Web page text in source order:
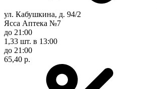
ул. Кабушкина, д. 94/2
Ясса Аптека №7
до 21:00
1,33 шт. в 13:00
до 21:00
65,40 р.